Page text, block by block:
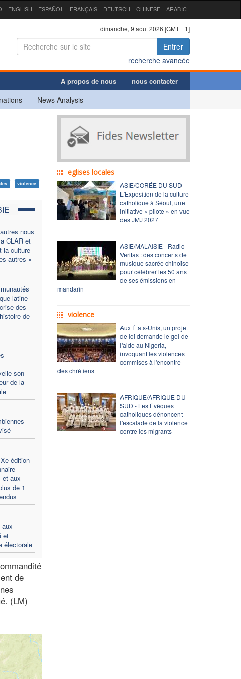
ENGLISH ESPAÑOL FRANÇAIS DEUTSCH CHINESE ARABIC
dimanche, 9 août 2026 [GMT +1]
Entrer
recherche avancée
A propos de nous nous contacter
News Analysis
violence
nous
CLAR et
la culture
autres »
latine
des
de
son
de la
édition
et aux
de 1
et
électorale
de
(LM)
eglises locales
ASIE/CORÉE DU SUD -
L'Exposition de la culture
catholique à Séoul, une
initiative « pilote » en vue
des JMJ 2027
ASIE/MALAISIE - Radio
Veritas : des concerts de
musique sacrée chinoise
pour célébrer les 50 ans
de ses émissions en
mandarin
violence
Aux États-Unis, un projet
de loi demande le gel de
l'aide au Nigeria,
invoquant les violences
commises à l'encontre
des chrétiens
AFRIQUE/AFRIQUE DU
SUD - Les Évêques
catholiques dénoncent
l'escalade de la violence
contre les migrants